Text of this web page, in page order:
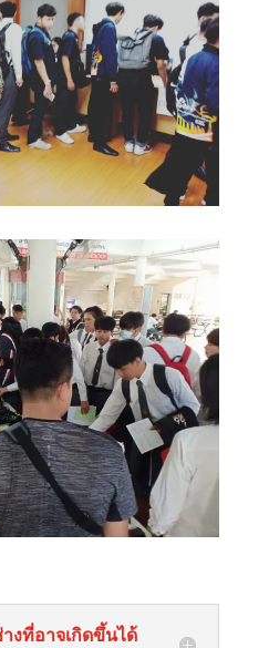
งที่อาจเกิดขึ้นได้